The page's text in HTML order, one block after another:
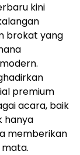
kini
brokat yang
premium
acara, baik
hanya
memberikan